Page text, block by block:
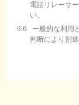
電話リレーサ
い。
一般的な利用
判断により別